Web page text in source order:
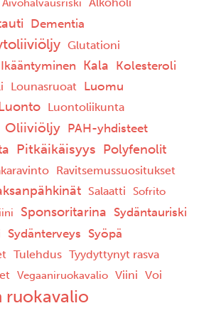
Aivohalvausriski Alkoholi
Dementia
Glutationi
Ikääntyminen Kala Kolesteroli
Lounasruoat Luomu
Luontoliikunta
Oliiviöljy PAH-yhdisteet
Pitkäikäisyys Polyfenolit
Ravitsemussuositukset
Salaatti Sofrito
Sponsoritarina Sydäntauriski
Sydänterveys Syöpä
Tulehdus Tyydyttynyt rasva
Vegaaniruokavalio Viini Voi
ruokavalio